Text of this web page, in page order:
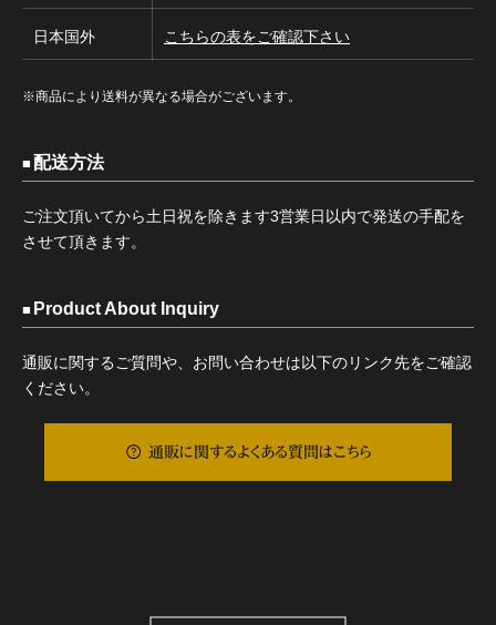
日本国外 こちらの表をご確認下さい
※商品により送料が異なる場合がございます。
配送方法
ご注文頂いてから土日祝を除きます3営業日以内で発送の手配を
させて頂きます。
Product About Inquiry
通販に関するご質問や、お問い合わせは以下のリンク先をご確認
ください。
通販に関するよくある質問はこちら